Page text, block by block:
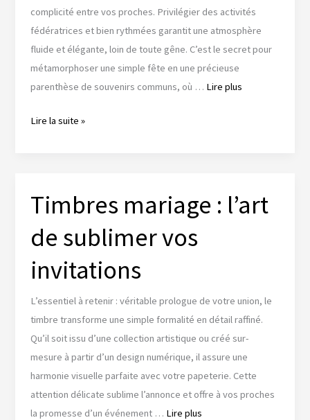
complicité entre vos proches. Privilégier des activités
fédératrices et bien rythmées garantit une atmosphère
fluide et élégante, loin de toute gêne. C’est le secret pour
métamorphoser une simple fête en une précieuse
parenthèse de souvenirs communs, où … Lire plus
Jeux
de
connecter
vos
avec
Lire la suite »
Timbres mariage : l’art
de sublimer vos
invitations
L’essentiel à retenir : véritable prologue de votre union, le
timbre transforme une simple formalité en détail raffiné.
Qu’il soit issu d’une collection artistique ou créé sur-
mesure à partir d’un design numérique, il assure une
harmonie visuelle parfaite avec votre papeterie. Cette
attention délicate sublime l’annonce et offre à vos proches
la promesse d’un événement … Lire plus